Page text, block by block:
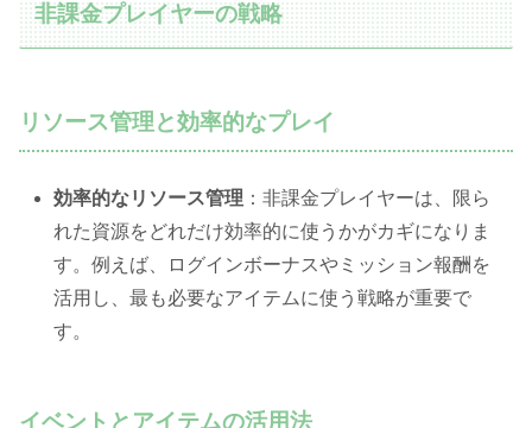
非課金プレイヤーの戦略
リソース管理と効率的なプレイ
効率的なリソース管理 ：非課金プレイヤーは、限ら
れた資源をどれだけ効率的に使うかがカギになりま
す。例えば、ログインボーナスやミッション報酬を
活用し、最も必要なアイテムに使う戦略が重要で
す。
イベントとアイテムの活用法